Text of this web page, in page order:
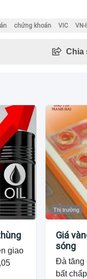
chứng khoán VIC VN-
Chia
giao
Thị trường
Giá
sóng
Đà tăng
bất